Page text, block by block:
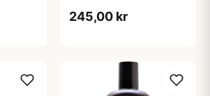
245,00 kr